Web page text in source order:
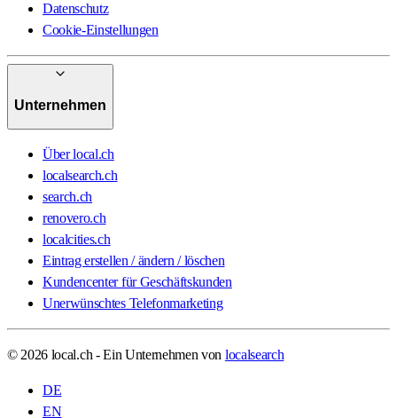
Datenschutz
Cookie-Einstellungen
Unternehmen
Über local.ch
localsearch.ch
search.ch
renovero.ch
localcities.ch
Eintrag erstellen / ändern / löschen
Kundencenter für Geschäftskunden
Unerwünschtes Telefonmarketing
© 2026 local.ch - Ein Unternehmen von localsearch
DE
EN